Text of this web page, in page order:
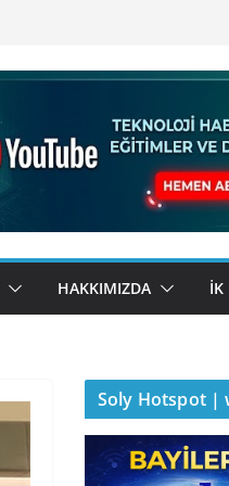
HAKKIMIZDA İK
Soly Hotspot |